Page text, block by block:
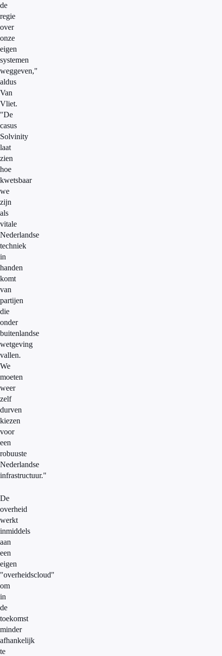
de
regie
over
onze
eigen
systemen
weggeven,"
aldus
Van
Vliet.
"De
casus
Solvinity
laat
zien
hoe
kwetsbaar
we
zijn
als
vitale
Nederlandse
techniek
in
handen
komt
van
partijen
die
onder
buitenlandse
wetgeving
vallen.
We
moeten
weer
zelf
durven
kiezen
voor
een
robuuste
Nederlandse
infrastructuur."
De
overheid
werkt
inmiddels
aan
een
eigen
"overheidscloud"
om
in
de
toekomst
minder
afhankelijk
te